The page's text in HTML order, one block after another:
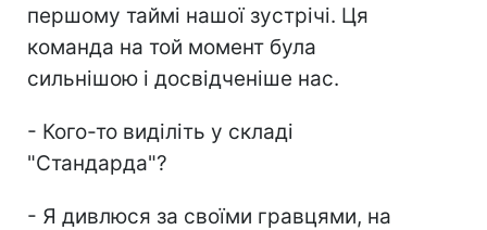
першому таймі нашої зустрічі. Ця
команда на той момент була
сильнішою і досвідченіше нас.
- Кого-то виділіть у складі
"Стандарда"?
- Я дивлюся за своїми гравцями, на